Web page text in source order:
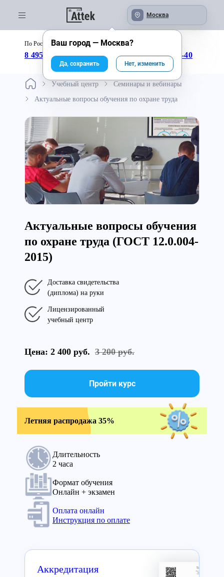
Москва
По России бесплатно:
8 495 246-04-43 8 800 333-25-40
Учебный центр
Семинары и вебинары
Актуальные вопросы обучения по охране труда
Актуальные вопросы обучения
по охране труда (ГОСТ 12.0.004-
2015)
Доставка свидетельства
(диплома) на руки
Лицензированный
учебный центр
Цена: 2 400 руб. 3 200 руб.
Пройти курс
Летняя распродажа 35%
Длительность
2 часа
Формат обучения
Онлайн + экзамен
Оплата онлайн
Инструкция по оплате
Аккредитация
Ваш город — Москва?
Да, сохранить Нет, изменить